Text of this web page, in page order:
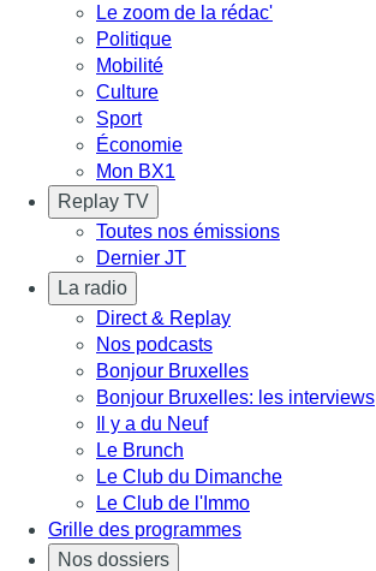
Le zoom de la rédac'
Politique
Mobilité
Culture
Sport
Économie
Mon BX1
Replay TV
Toutes nos émissions
Dernier JT
La radio
Direct & Replay
Nos podcasts
Bonjour Bruxelles
Bonjour Bruxelles: les interviews
Il y a du Neuf
Le Brunch
Le Club du Dimanche
Le Club de l'Immo
Grille des programmes
Nos dossiers